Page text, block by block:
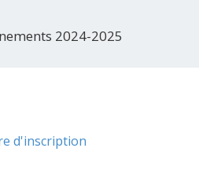
2024-2025
d'inscription